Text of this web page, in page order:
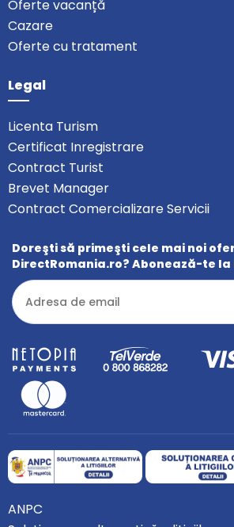
Oferte vacanță
Cazare
Oferte cu tratament
Legal
Licenta Turism
Certificat Inregistrare
Contract Turist
Brevet Manager
Contract Comercializare Servicii
Doreşti să primeşti cele mai noi
DirectRomania.ro? Abonează-te
ANPC